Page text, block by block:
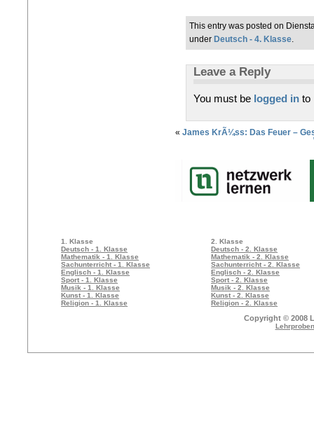
This entry was posted on
under Deutsch - 4. Klasse.
Leave a Reply
You must be logged in to
« James KrÃ¼ss: Das Feuer –
1. Klasse
Deutsch - 1. Klasse
Mathematik - 1. Klasse
Sachunterricht - 1. Klasse
Englisch - 1. Klasse
Sport - 1. Klasse
Musik - 1. Klasse
Kunst - 1. Klasse
Religion - 1. Klasse
2. Klasse
Deutsch - 2. Klasse
Mathematik - 2. Klasse
Sachunterricht - 2. Klasse
Englisch - 2. Klasse
Sport - 2. Klasse
Musik - 2. Klasse
Kunst - 2. Klasse
Religion - 2. Klasse
Copyright © 2008